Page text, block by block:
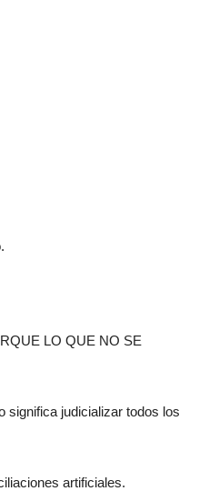
LO QUE NO SE
significa judicializar todos los
artificiales.